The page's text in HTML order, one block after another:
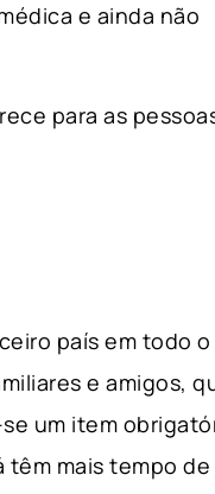
e ainda não
para as
país em todo o
e amigos,
um item
têm mais tempo de